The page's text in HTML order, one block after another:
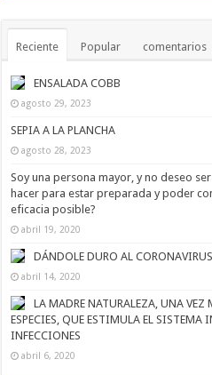
Reciente Popular comentarios
ENSALADA COBB
agosto 29, 2023
SEPIA A LA PLANCHA
agosto 28, 2023
Soy una persona mayor, y no deseo
hacer para estar preparada y poder
eficacia posible?
abril 19, 2020
DÁNDOLE DURO AL
abril 14, 2020
LA MADRE NATURALEZA, UNA VEZ
ESPECIES, QUE ESTIMULA EL SISTEMA
INFECCIONES
abril 6, 2020